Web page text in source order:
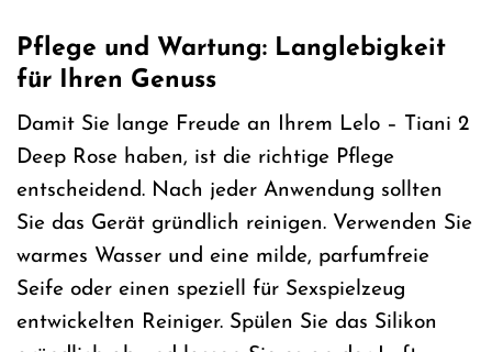
Pflege und Wartung: Langlebigkeit
für Ihren Genuss
Damit Sie lange Freude an Ihrem Lelo – Tiani 2
Deep Rose haben, ist die richtige Pflege
entscheidend. Nach jeder Anwendung sollten
Sie das Gerät gründlich reinigen. Verwenden Sie
warmes Wasser und eine milde, parfumfreie
Seife oder einen speziell für Sexspielzeug
entwickelten Reiniger. Spülen Sie das Silikon